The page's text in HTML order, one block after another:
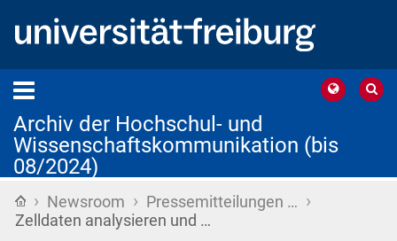
Archiv der Hochschul- und
Wissenschaftskommunikation (bis
08/2024)
Startseite
› Newsroom › Pressemitteilungen … ›
Zelldaten analysieren und …